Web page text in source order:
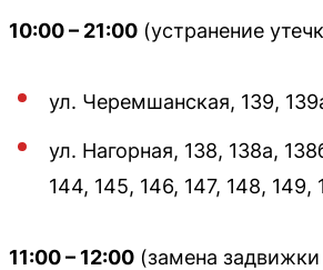
10:00 – 21:00 (устранение
ул. Черемшанская, 139,
ул. Нагорная, 138, 138а,
144, 145, 146, 147, 148, 149,
11:00 – 12:00 (замена